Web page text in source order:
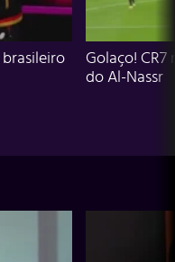
Golaço!
do Al-Nassr